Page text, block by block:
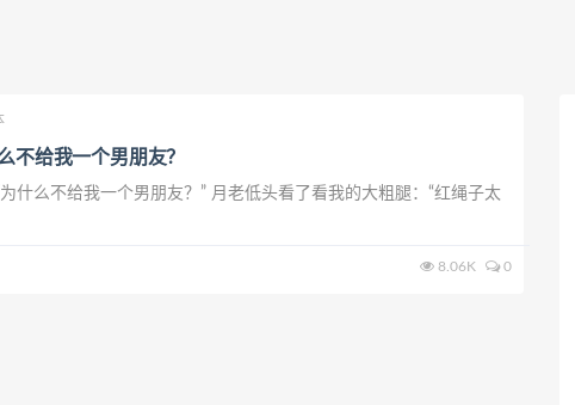
不给我一个男朋友？
什么不给我一个男朋友？” 月老低头看了看我的大粗腿：“红绳子太
8.06K 0